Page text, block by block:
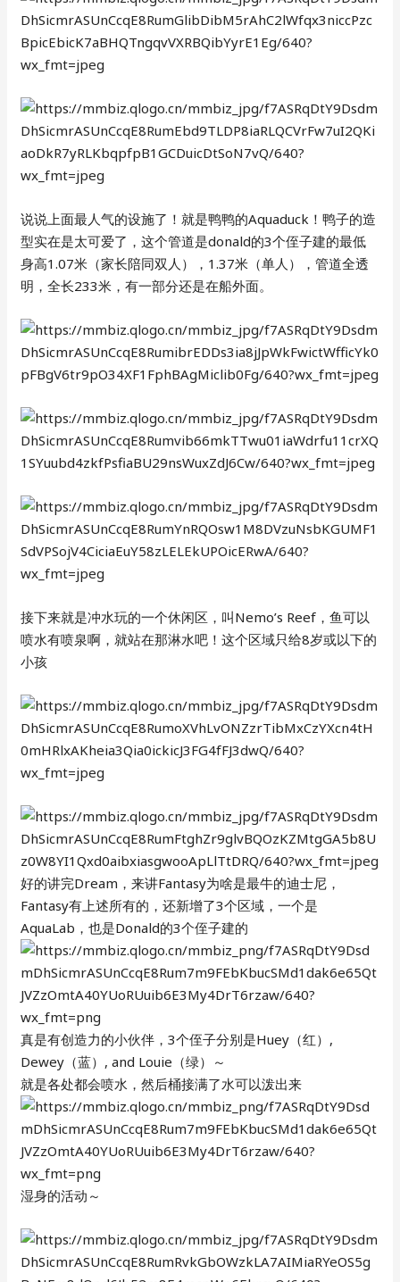
说说上面最人气的设施了！就是鸭鸭的Aquaduck！鸭子的造
型实在是太可爱了，这个管道是donald的3个侄子建的最低
身高1.07米（家长陪同双人），1.37米（单人），管道全透
明，全长233米，有一部分还是在船外面。
接下来就是冲水玩的一个休闲区，叫Nemo’s Reef，鱼可以
喷水有喷泉啊，就站在那淋水吧！这个区域只给8岁或以下的
小孩
好的讲完Dream，来讲Fantasy为啥是最牛的迪士尼，
Fantasy有上述所有的，还新增了3个区域，一个是
AquaLab，也是Donald的3个侄子建的
真是有创造力的小伙伴，3个侄子分别是Huey（红）,
Dewey（蓝）, and Louie（绿）～
就是各处都会喷水，然后桶接满了水可以泼出来
湿身的活动～